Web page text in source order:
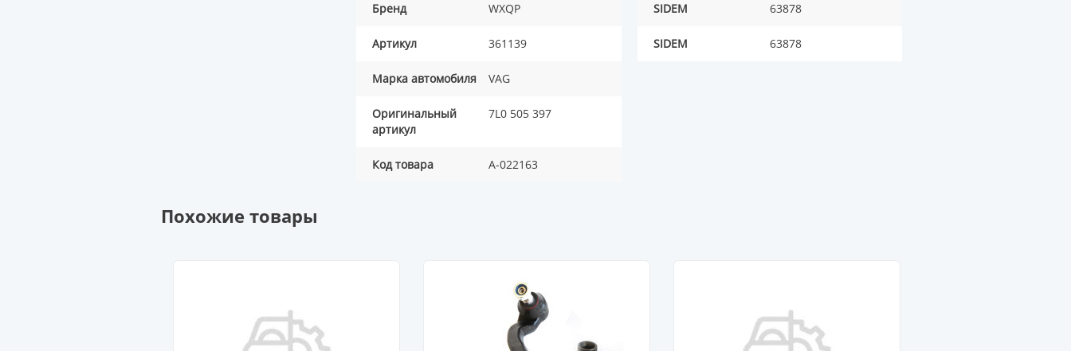
Бренд WXQP
Артикул 361139
Марка автомобиля VAG
Оригинальный
артикул
7L0 505 397
Код товара A-022163
SIDEM 63878
SIDEM 63878
Похожие товары